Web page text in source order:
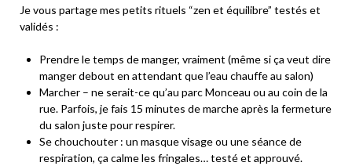
Je vous partage mes petits rituels “zen et équilibre” testés et
validés :
Prendre le temps de manger, vraiment (même si ça veut dire
manger debout en attendant que l’eau chauffe au salon)
Marcher – ne serait-ce qu’au parc Monceau ou au coin de la
rue. Parfois, je fais 15 minutes de marche après la fermeture
du salon juste pour respirer.
Se chouchouter : un masque visage ou une séance de
respiration, ça calme les fringales… testé et approuvé.